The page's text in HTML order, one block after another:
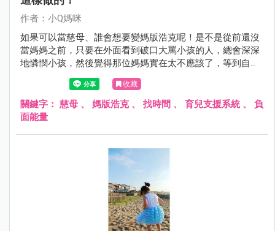
作者：小Q媽咪
如果可以當慈母、誰會想要變媽版浩克呢！是不是從前還沒
當媽媽之前，只要在外面看到破口大罵小孩的人，總會深深
地憐憫小孩，然後覺得那位媽媽實在太不應該了，等到自己
也當了媽媽才知道，真正該憐憫的其實是媽媽呀！好，趕快
來為大家獻上這幾年親身體驗後的四個中肯建議...
收藏
關鍵字： 慈母 、 媽版浩克、 找時間 、 育兒支援系統、 負
面能量